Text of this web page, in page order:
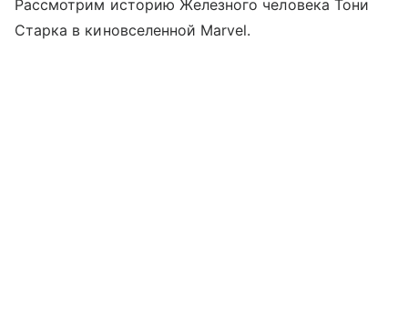
Рассмотрим историю Железного человека Тони
Старка в киновселенной Marvel.